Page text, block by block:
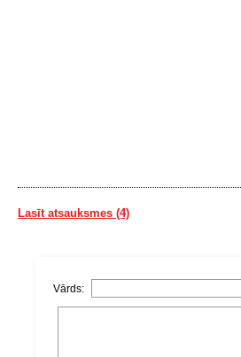
Lasīt atsauksmes (4)
Vārds: